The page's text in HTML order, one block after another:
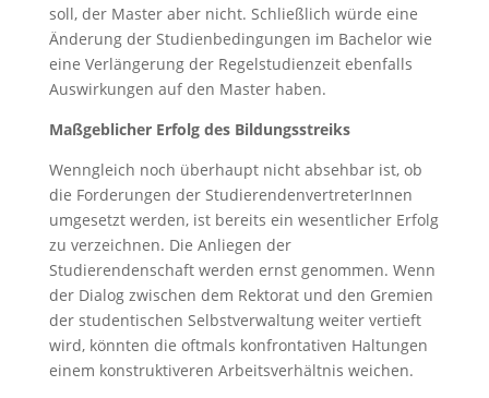
soll, der Master aber nicht. Schließlich würde eine
Änderung der Studienbedingungen im Bachelor wie
eine Verlängerung der Regelstudienzeit ebenfalls
Auswirkungen auf den Master haben.
Maßgeblicher Erfolg des Bildungsstreiks
Wenngleich noch überhaupt nicht absehbar ist, ob
die Forderungen der StudierendenvertreterInnen
umgesetzt werden, ist bereits ein wesentlicher Erfolg
zu verzeichnen. Die Anliegen der
Studierendenschaft werden ernst genommen. Wenn
der Dialog zwischen dem Rektorat und den Gremien
der studentischen Selbstverwaltung weiter vertieft
wird, könnten die oftmals konfrontativen Haltungen
einem konstruktiveren Arbeitsverhältnis weichen.